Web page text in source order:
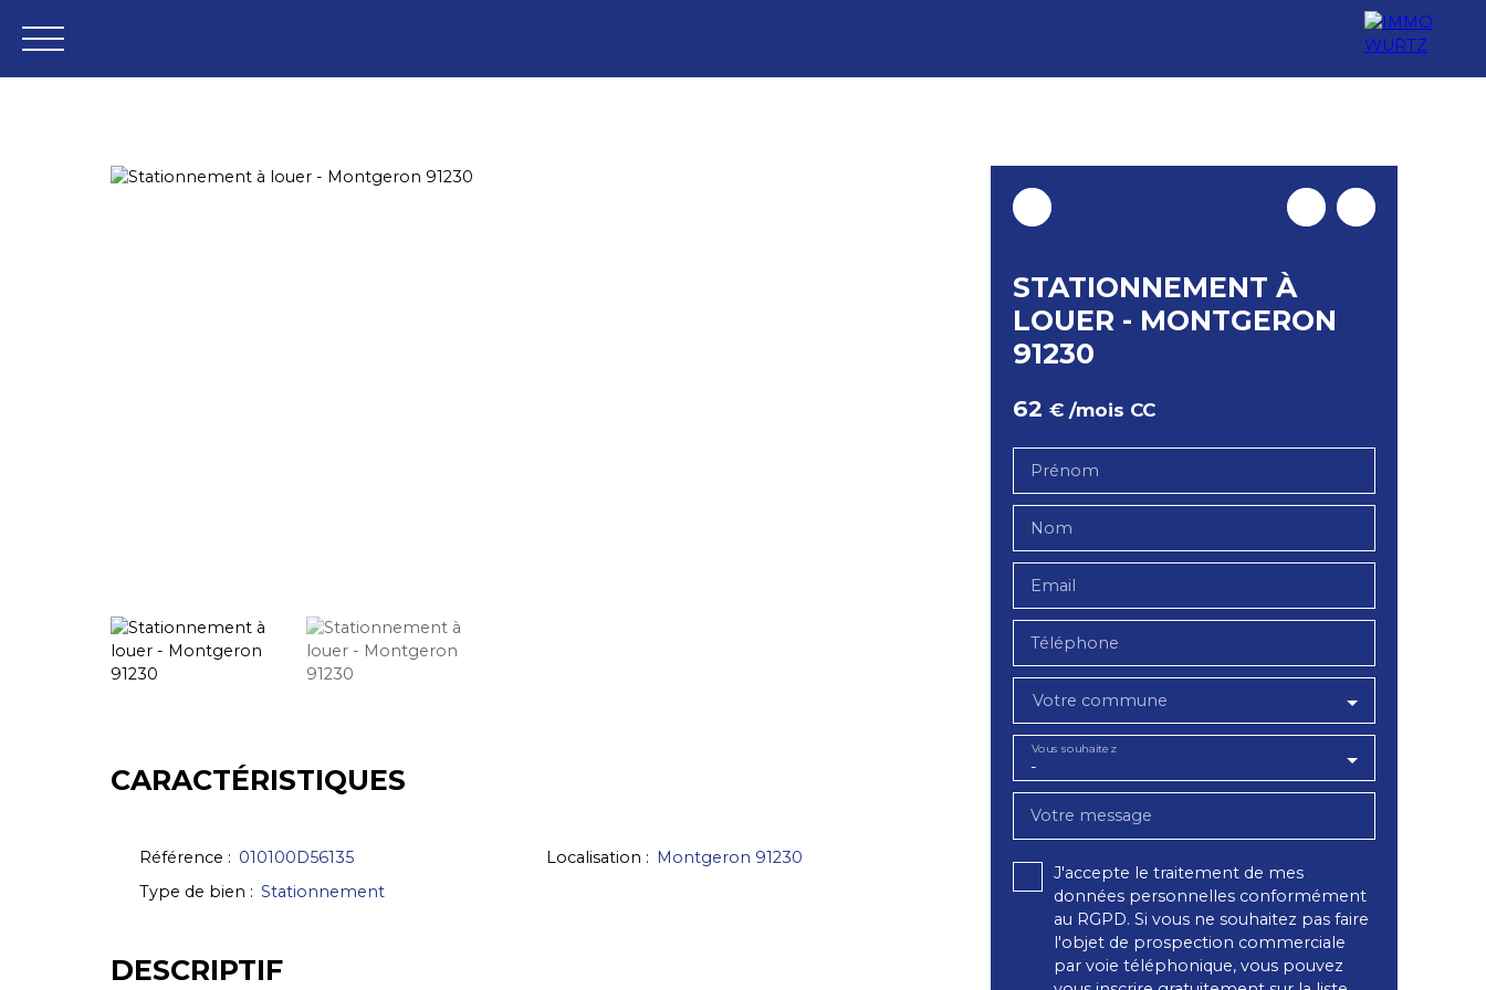
CARACTÉRISTIQUES
Référence : 010100D56135 Localisation : Montgeron 91230
Type de bien : Stationnement
DESCRIPTIF
STATIONNEMENT À
LOUER - MONTGERON
91230
62 € /mois CC
Prénom
Nom
Email
Téléphone
Votre commune
-
Vous souhaitez
Votre message
J'accepte le traitement de mes
données personnelles conformément
au RGPD. Si vous ne souhaitez pas faire
l'objet de prospection commerciale
par voie téléphonique, vous pouvez